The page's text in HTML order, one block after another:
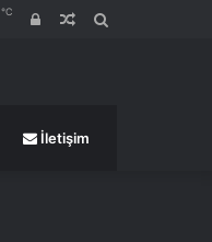
Rastgele
Giriş
℃
İletişim